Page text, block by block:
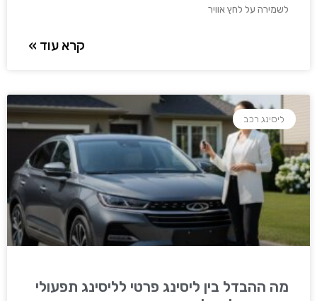
לשמירה על לחץ אוויר
קרא עוד »
ליסינג רכב
מה ההבדל בין ליסינג פרטי לליסינג תפעולי